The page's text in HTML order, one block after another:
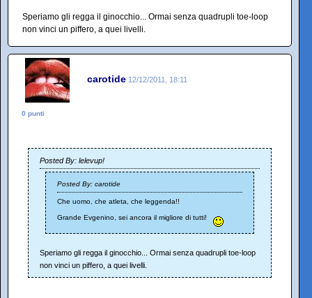
Speriamo gli regga il ginocchio... Ormai senza quadrupli toe-loop
non vinci un piffero, a quei livelli.
carotide 12/12/2011, 18:11
0 punti
Posted By: lelevup!
Posted By: carotide
Che uomo, che atleta, che leggenda!!
Grande Evgenino, sei ancora il migliore di tutti!
Speriamo gli regga il ginocchio... Ormai senza quadrupli toe-loop
non vinci un piffero, a quei livelli.